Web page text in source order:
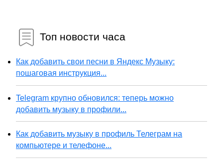
Топ новости часа
Как добавить свои песни в Яндекс Музыку:
пошаговая инструкция...
Telegram крупно обновился: теперь можно
добавить музыку в профили...
Как добавить музыку в профиль Телеграм на
компьютере и телефоне...